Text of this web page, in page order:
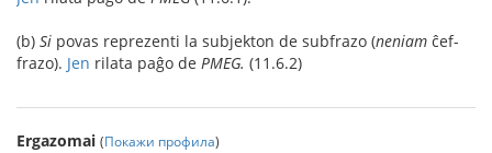
(b) Si povas reprezenti la subjekton de subfrazo (neniam ĉef-
frazo). Jen rilata paĝo de PMEG. (11.6.2)
Ergazomai (Покажи профила)